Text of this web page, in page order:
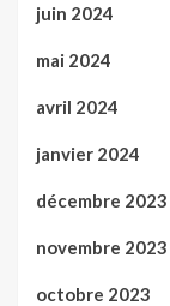
juin 2024
mai 2024
avril 2024
janvier 2024
décembre 2023
novembre 2023
octobre 2023